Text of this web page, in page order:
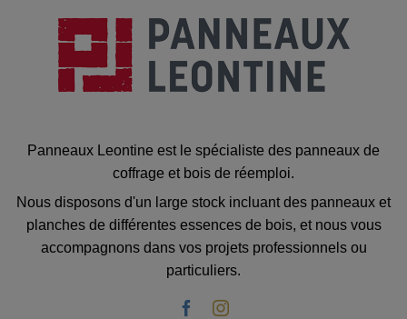
Panneaux Leontine est le spécialiste des panneaux de
coffrage et bois de réemploi.
Nous disposons d'un large stock incluant des panneaux et
planches de différentes essences de bois, et nous vous
accompagnons dans vos projets professionnels ou
particuliers.